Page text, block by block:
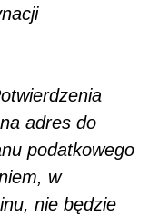
adres do
podatkowego
w
nie będzie